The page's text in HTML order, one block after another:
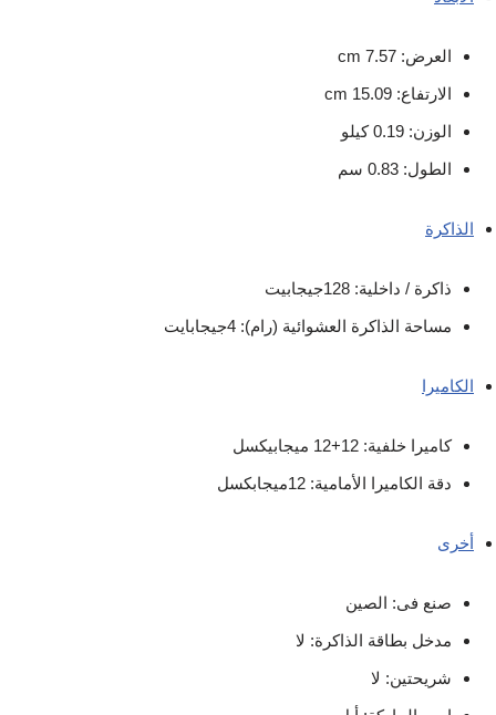
العرض: 7.57 cm
الارتفاع: 15.09 cm
الوزن: 0.19 كيلو
الطول: 0.83 سم
الذاكرة
ذاكرة / داخلية: 128جيجابيت
مساحة الذاكرة العشوائية (رام): 4جيجابايت
الكاميرا
كاميرا خلفية: 12+12 ميجابيكسل
دقة الكاميرا الأمامية: 12ميجابكسل
أخرى
صنع فى: الصين
مدخل بطاقة الذاكرة: لا
شريحتين: لا